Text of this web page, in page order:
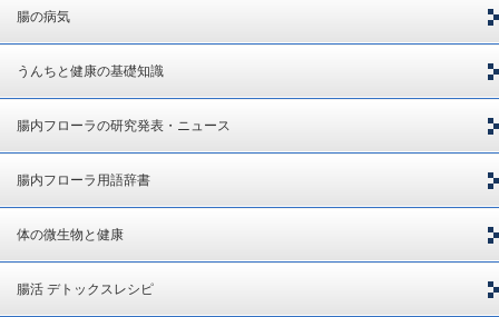
腸の病気
うんちと健康の基礎知識
腸内フローラの研究発表・ニュース
腸内フローラ用語辞書
体の微生物と健康
腸活 デトックスレシピ